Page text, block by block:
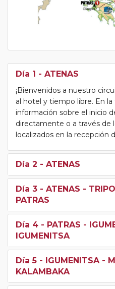
Día 1 - ATENAS
¡Bienvenidos a nuestro
al hotel y tiempo libre. En la
información sobre el inicio
directamente o a través de
localizados en la recepción
Día 2 - ATENAS
Día 3 - ATENAS -
PATRAS
Día 4 - PATRAS -
IGUMENITSA
Día 5 - IGUMENITSA -
KALAMBAKA